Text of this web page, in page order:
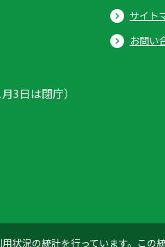
状況の統計を行っています。この
3日は閉庁）
サイト
お問い